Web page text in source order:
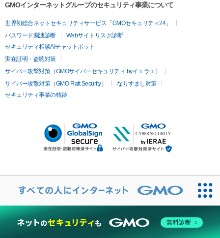
GMOインターネットグループのセキュリティ事業について
世界初総合ネットセキュリティサービス「GMOセキュリティ24」
パスワード漏洩診断
Webサイトリスク診断
セキュリティ相談AIチャットボット
実在証明・盗聴対策
サイバー攻撃対策（GMOサイバーセキュリティ byイエラエ）
サイバー攻撃対策（GMO Flatt Security）
なりすまし対策
セキュリティ事業の軌跡
無料診断